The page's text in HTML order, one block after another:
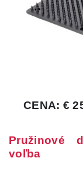
Pružinové
voľba